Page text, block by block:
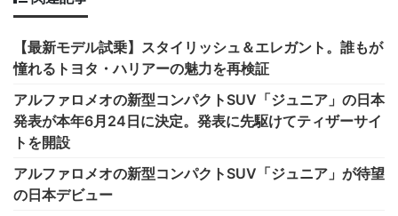
【最新モデル試乗】スタイリッシュ＆エレガント。誰もが
憧れるトヨタ・ハリアーの魅力を再検証
アルファロメオの新型コンパクトSUV「ジュニア」の日本
発表が本年6月24日に決定。発表に先駆けてティザーサイ
トを開設
アルファロメオの新型コンパクトSUV「ジュニア」が待望
の日本デビュー